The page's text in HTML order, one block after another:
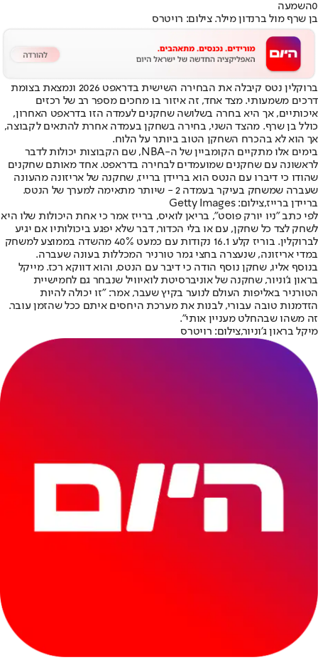
0השמעה
בן שרף מול ברנדון מילר. צילום: רויטרס
ברוקלין נטס קיבלה את הבחירה השישית בדראפט 2026 ו
נמצאת בצומת
דרכים משמעותי. מצד אחד, זה איזור בו מחכים מספר רב של רכזים
איכותיים, אך היא בחרה בשלושה שחקנים לעמדה הזו בדראפט האחרון,
כולל בן שרף. מהצד השני, בחירה בשחקן בעמדה אחרת להתאים לקבוצה,
אך הוא לא בהכרח השחקן הטוב ביותר על הלוח.
בימים אלו מתקיים הקומביין של ה-NBA, שם הקבוצות יכולות לדבר
לראשונה עם שחקנים שמועמדים לבחירה בדראפט. אחד מאותם שחקנים
שהודו כי דיברו עם הנטס הוא בריידן ברייז, שחקנה של אריזונה מהעונה
שעברה שמשחק בעיקר בעמדה 2 - שיותר מתאימה למערך של הנטס.
בריידן ברייז,צילום: Getty Images
לפי כתב "ניו יורק פוסט", בריאן לואיס, ברייז אמר כי אחת היכולות שלו היא
לשחק לצד כל שחקן, עם או בלי הכדור, דבר שלא יפגע ביכולותיו אם יגיע
לברוקלין. בוריז קלע 16.1 נקודות עם כמעט 40% מהשדה בממוצע למשחק
במדי אריזונה, שנעצרה בחצי גמר טורניר המכללות בעונה שעברה.
בנוסף אליו, שחקן נוסף הודה כי דיבר עם הנטס, והוא דווקא רכז. מייקל
בראון ג'וניור, שחקנה של אוניברסיטת לואיוויל שנבחר גם לחמישיית
הטורניר באליפות העולם לנוער בקיץ שעבר, אמר: "זו יכולה להיות
הזדמנות טובה עבורי, לבנות את מערכת היחסים איתם ככל שהזמן עובר.
זה משהו שבהחלט מעניין אותי".
מיקל בראון ג'וניור,צילום: רויטרס